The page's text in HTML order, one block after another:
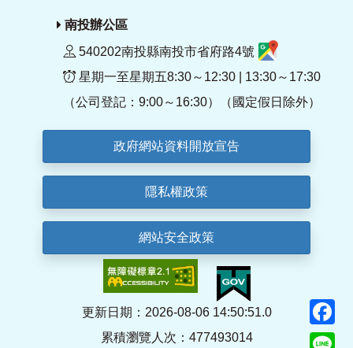
南投辦公區
540202南投縣南投市省府路4號
星期一至星期五8:30～12:30 | 13:30～17:30
（公司登記：9:00～16:30）（國定假日除外）
政府網站資料開放宣告
隱私權政策
網站安全政策
更新日期：2026-08-06 14:50:51.0
累積瀏覽人次：477493014